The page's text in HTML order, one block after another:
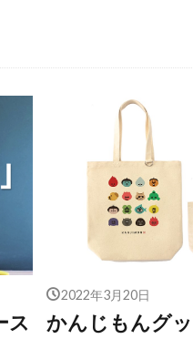
ス
2022年3月20日
かんじもんグ